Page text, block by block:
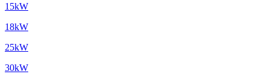
15kW
18kW
25kW
30kW